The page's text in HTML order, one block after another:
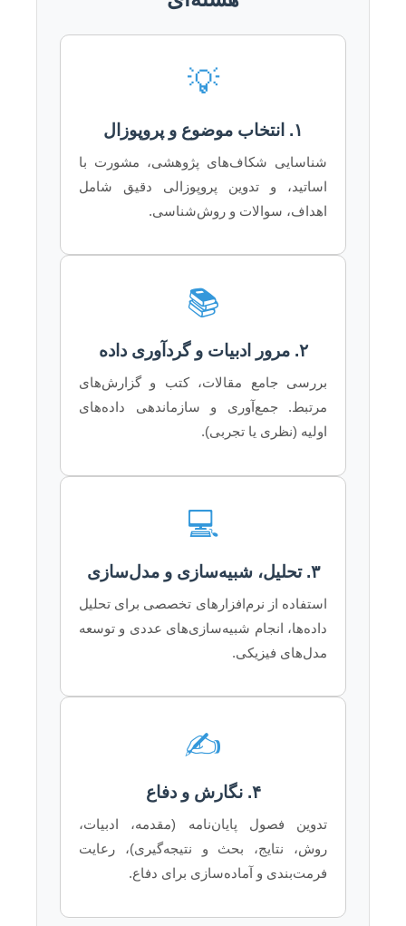
💡
۱. انتخاب موضوع و پروپوزال
شناسایی شکاف‌های پژوهشی، مشورت با
اساتید، و تدوین پروپوزالی دقیق شامل
اهداف، سوالات و روش‌شناسی.
📚
۲. مرور ادبیات و گردآوری داده
بررسی جامع مقالات، کتب و گزارش‌های
مرتبط. جمع‌آوری و سازماندهی داده‌های
اولیه (نظری یا تجربی).
💻
۳. تحلیل، شبیه‌سازی و مدل‌سازی
استفاده از نرم‌افزارهای تخصصی برای تحلیل
داده‌ها، انجام شبیه‌سازی‌های عددی و توسعه
مدل‌های فیزیکی.
✍️
۴. نگارش و دفاع
تدوین فصول پایان‌نامه (مقدمه، ادبیات،
روش، نتایج، بحث و نتیجه‌گیری)، رعایت
فرمت‌بندی و آماده‌سازی برای دفاع.